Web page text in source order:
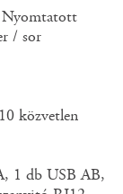
Nyomtatott
/ sor
közvetlen
1 db USB AB,